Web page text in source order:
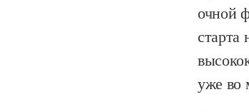
очной
старта
уже во